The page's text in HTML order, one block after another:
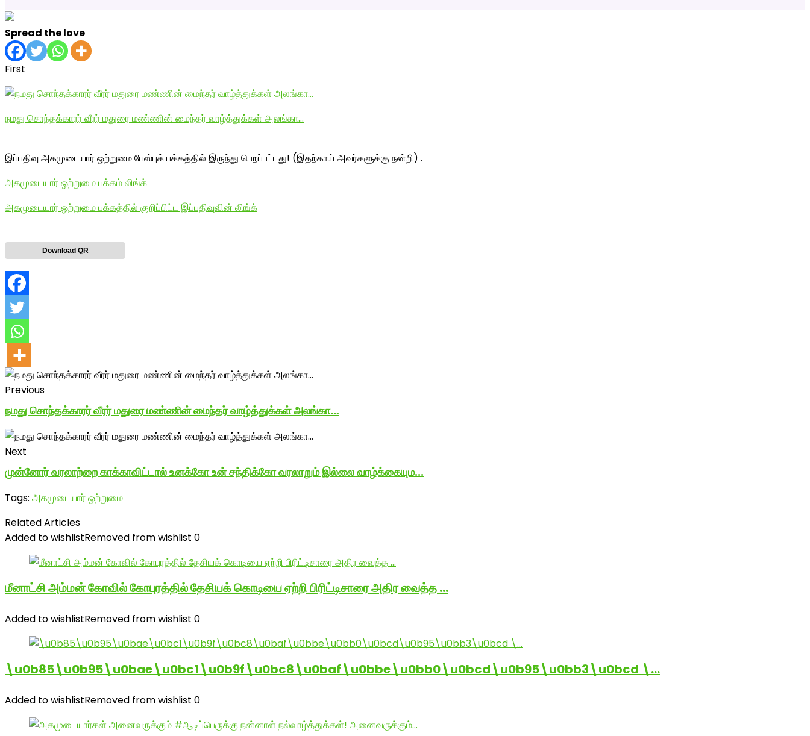
Spread the love
First
நமது சொந்தக்காரர் வீரர் மதுரை மண்ணின் மைந்தர் வாழ்த்துக்கள் அலங்கா…
இப்பதிவு அகமுடையார் ஒற்றுமை பேஸ்புக் பக்கத்தில் இருந்து பெறப்பட்டது! (இதற்காய் அவர்களுக்கு நன்றி) .
அகமுடையார் ஒற்றுமை பக்கம் லிங்க்
அகமுடையார் ஒற்றுமை பக்கத்தில் குறிப்பிட்ட இப்பதிவுவின் லிங்க்
Download QR
Previous
நமது சொந்தக்காரர் வீரர் மதுரை மண்ணின் மைந்தர் வாழ்த்துக்கள் அலங்கா…
Next
முன்னோர் வரலாற்றை காக்காவிட்டால் உனக்கோ உன் சந்திக்கோ வரலாறும் இல்லை வாழ்க்கையும...
Tags: அகமுடையார் ஒற்றுமை
Related Articles
Added to wishlistRemoved from wishlist 0
மீனாட்சி அம்மன் கோவில் கோபுரத்தில் தேசியக் கொடியை ஏற்றி பிரிட்டிசாரை அதிர வைத்த …
Added to wishlistRemoved from wishlist 0
\u0b85\u0b95\u0bae\u0bc1\u0b9f\u0bc8\u0baf\u0bbe\u0bb0\u0bcd\u0b95\u0bb3\u0bcd \…
Added to wishlistRemoved from wishlist 0